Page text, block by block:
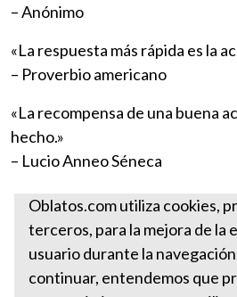
– Anónimo
«La respuesta más rápida es la
– Proverbio americano
«La recompensa de una buena
hecho.»
– Lucio Anneo Séneca
Fuente:
Más
Oblatos.com utiliza cookies,
terceros, para la mejora de la
usuario durante la
continuar, entendemos que